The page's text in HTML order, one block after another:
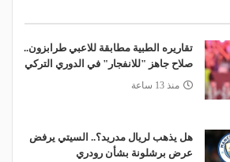
تقاريره الطبية مطابقة للاعبي طرابزون..
صلاح جاهز "للانفجار" في الدوري التركي
منذ 13 ساعة
هل يذهب لريال مدريد؟.. السيتي يرفض
عرض برشلونة بشأن رودري